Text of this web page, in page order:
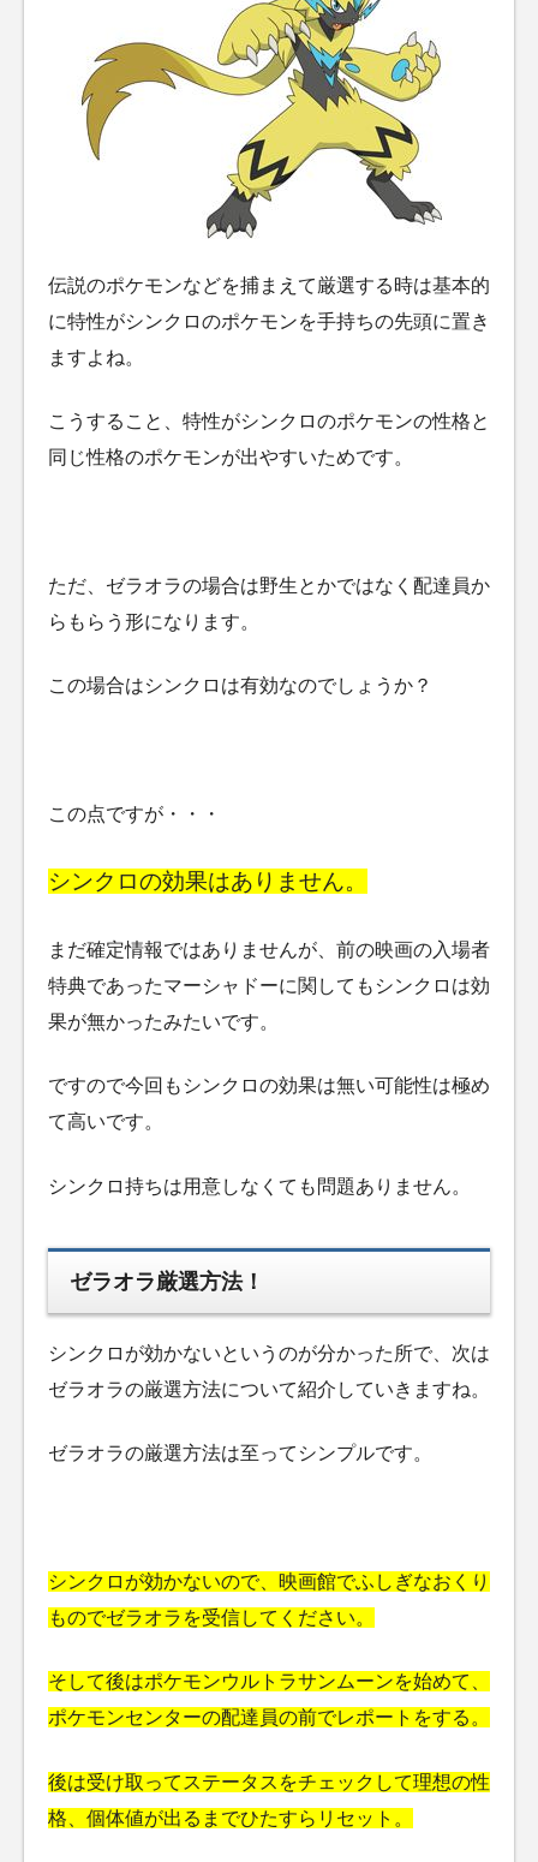
伝説のポケモンなどを捕まえて厳選する時は基本的
に特性がシンクロのポケモンを手持ちの先頭に置き
ますよね。
こうすること、特性がシンクロのポケモンの性格と
同じ性格のポケモンが出やすいためです。
ただ、ゼラオラの場合は野生とかではなく配達員か
らもらう形になります。
この場合はシンクロは有効なのでしょうか？
この点ですが・・・
シンクロの効果はありません。
まだ確定情報ではありませんが、前の映画の入場者
特典であったマーシャドーに関してもシンクロは効
果が無かったみたいです。
ですので今回もシンクロの効果は無い可能性は極め
て高いです。
シンクロ持ちは用意しなくても問題ありません。
ゼラオラ厳選方法！
シンクロが効かないというのが分かった所で、次は
ゼラオラの厳選方法について紹介していきますね。
ゼラオラの厳選方法は至ってシンプルです。
シンクロが効かないので、映画館でふしぎなおくり
ものでゼラオラを受信してください。
そして後はポケモンウルトラサンムーンを始めて、
ポケモンセンターの配達員の前でレポートをする。
後は受け取ってステータスをチェックして理想の性
格、個体値が出るまでひたすらリセット。